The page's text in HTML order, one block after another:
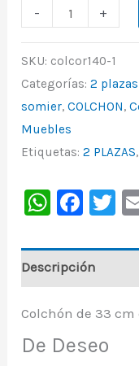
- +
SKU: colcor140-1
Categorías:2
somier,COLCHON,
Muebles
Etiquetas:2 PLAZAS
Descripción
Colchón de 33
De Deseo